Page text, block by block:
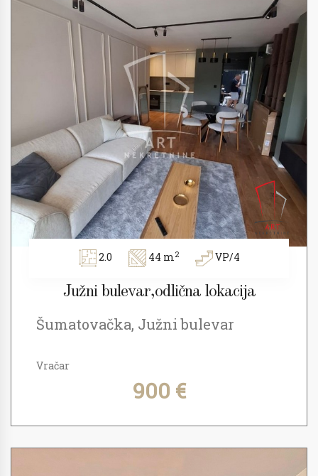
2.0 44 m2 VP/4
Južni bulevar,odlična lokacija
Šumatovačka, Južni bulevar
Vračar
900 €